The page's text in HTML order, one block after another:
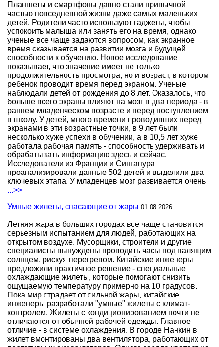
Планшеты и смартфоны давно стали привычной
частью повседневной жизни даже самых маленьких
детей. Родители часто используют гаджеты, чтобы
успокоить малыша или занять его на время, однако
ученые все чаще задаются вопросом, как экранное
время сказывается на развитии мозга и будущей
способности к обучению. Новое исследование
показывает, что значение имеет не только
продолжительность просмотра, но и возраст, в котором
ребенок проводит время перед экраном. Ученые
наблюдали детей от рождения до 8 лет. Оказалось, что
больше всего экраны влияют на мозг в два периода - в
раннем младенческом возрасте и перед поступлением
в школу. У детей, много времени проводивших перед
экранами в эти возрастные точки, в 9 лет были
несколько хуже успехи в обучении, а в 10,5 лет хуже
работала рабочая память - способность удерживать и
обрабатывать информацию здесь и сейчас.
Исследователи из Франции и Сингапура
проанализировали данные 502 детей и выделили два
ключевых этапа. У младенцев мозг развивается очень
...>>
Умные жилеты, спасающие от жары 01.08.2026
Летняя жара в больших городах все чаще становится
серьезным испытанием для людей, работающих на
открытом воздухе. Мусорщики, строители и другие
специалисты вынуждены проводить часы под палящим
солнцем, рискуя перегревом. Китайские инженеры
предложили практичное решение - специальные
охлаждающие жилеты, которые помогают снизить
ощущаемую температуру примерно на 10 градусов.
Пока мир страдает от сильной жары, китайские
инженеры разработали "умные" жилеты с климат-
контролем. Жилеты с кондиционированием почти не
отличаются от обычной рабочей одежды. Главное
отличие - в системе охлаждения. В городе Нанкин в
жилет вмонтированы два вентилятора, работающих от